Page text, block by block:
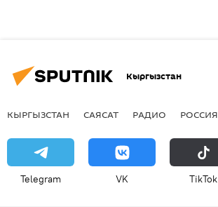
Кыргызстан
КЫРГЫЗСТАН САЯСАТ РАДИО РОССИЯ
Telegram VK ТikТоk